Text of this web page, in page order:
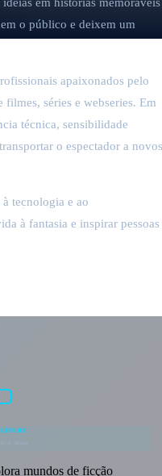
o público e deixem um
apaixonados pelo
séries e webseries. Em
técnica, sensibilidade
o espectador a novos
tecnologia e ao
à fantasia e inspirar pessoas
GÊNERO
mundos de ficção